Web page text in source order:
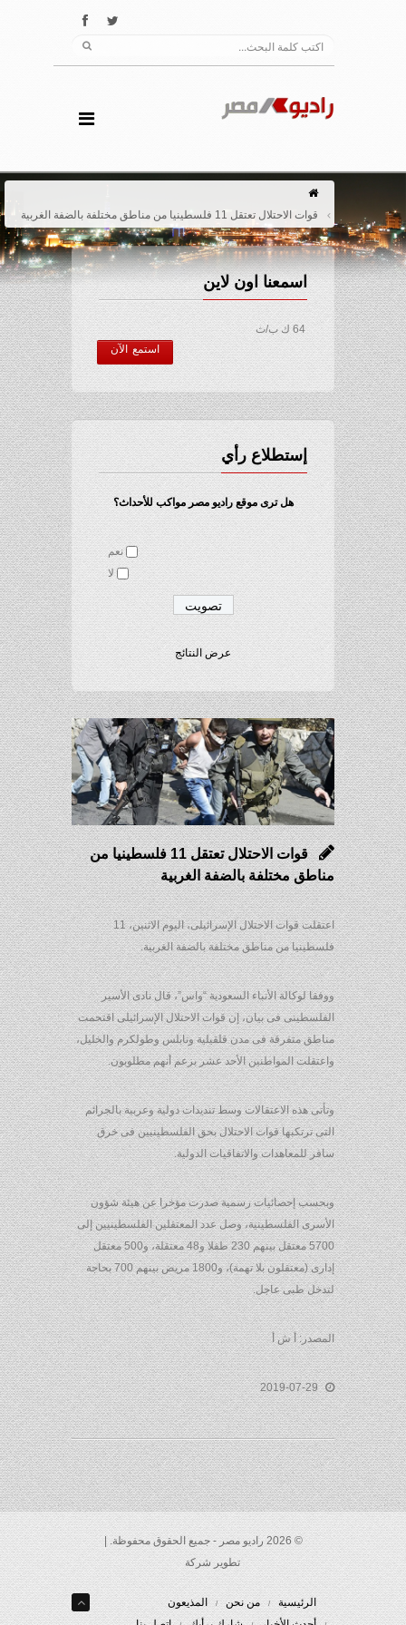
قوات الاحتلال تعتقل 11 فلسطينيا من مناطق مختلفة بالضفة الغربية
اسمعنا اون لاين
64 ك ب/ث
استمع الآن
إستطلاع رأي
هل ترى موقع راديو مصر مواكب للأحداث؟
نعم
لا
عرض النتائج
قوات الاحتلال تعتقل 11 فلسطينيا من
مناطق مختلفة بالضفة الغربية
اعتقلت قوات الاحتلال الإسرائيلى، اليوم الاثنين، 11
فلسطينيا من مناطق مختلفة بالضفة الغربية.
ووفقا لوكالة الأنباء السعودية “واس”، قال نادى الأسير
الفلسطينى فى بيان، إن قوات الاحتلال الإسرائيلى اقتحمت
مناطق متفرقة فى مدن قلقيلية ونابلس وطولكرم والخليل،
واعتقلت المواطنين الأحد عشر بزعم أنهم مطلوبون.
وتأتى هذه الاعتقالات وسط تنديدات دولية وعربية بالجرائم
التى ترتكبها قوات الاحتلال بحق الفلسطينيين فى خرق
سافر للمعاهدات والاتفاقيات الدولية.
وبحسب إحصائيات رسمية صدرت مؤخرا عن هيئة شؤون
الأسرى الفلسطينية، وصل عدد المعتقلين الفلسطينيين إلى
5700 معتقل بينهم 230 طفلا و48 معتقلة، و500 معتقل
إدارى (معتقلون بلا تهمة)، و1800 مريض بينهم 700 بحاجة
لتدخل طبى عاجل.
المصدر: أ ش أ
2019-07-29
© 2026 راديو مصر - جميع الحقوق محفوظة. |
تطوير شركة
الرئيسية من نحن
المذيعون